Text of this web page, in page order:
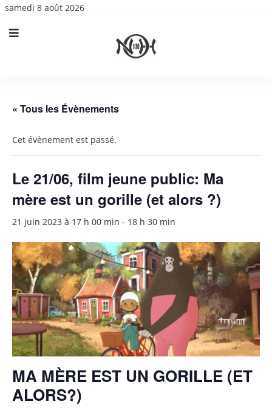
samedi 8 août 2026
« Tous les Évènements
Cet évènement est passé.
Le 21/06, film jeune public: Ma
mère est un gorille (et alors ?)
21 juin 2023 à 17 h 00 min - 18 h 30 min
MA MÈRE EST UN GORILLE (ET
ALORS?)